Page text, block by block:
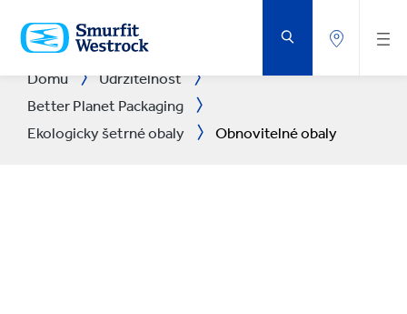
NA
HLAVNÍ
OBSAH
Domů
Udržitelnost
Better Planet Packaging
Ekologicky šetrné obaly
Obnovitelné obaly